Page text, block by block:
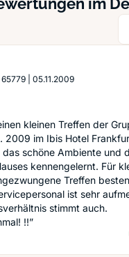
05.11.2009
kleinen Treffen der
2009 im Ibis Hotel
das schöne Ambiente und
kennengelernt. Für
Treffen
ist sehr
stimmt auch.
!!”